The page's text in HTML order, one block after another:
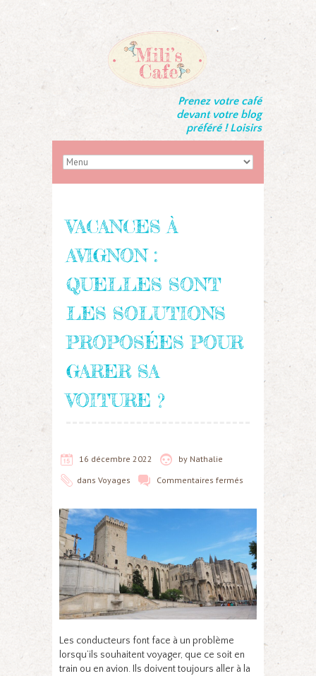
Prenez votre café
devant votre blog
préféré ! Loisirs
VACANCES À
AVIGNON :
QUELLES SONT
LES SOLUTIONS
PROPOSÉES POUR
GARER SA
VOITURE ?
16 décembre 2022 by Nathalie
dans Voyages Commentaires fermés
Les conducteurs font face à un problème
lorsqu’ils souhaitent voyager, que ce soit en
train ou en avion. Ils doivent toujours aller à la